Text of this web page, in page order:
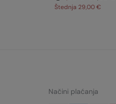
Štednja 29,00 €
Načini plaćanja